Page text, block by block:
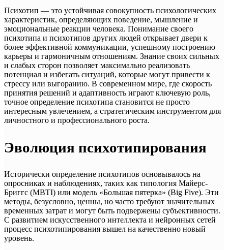
Психотип — это устойчивая совокупность психологических
характеристик, определяющих поведение, мышление и
эмоциональные реакции человека. Понимание своего
психотипа и психотипов других людей открывает двери к
более эффективной коммуникации, успешному построению
карьеры и гармоничным отношениям. Знание своих сильных
и слабых сторон позволяет максимально реализовать
потенциал и избегать ситуаций, которые могут привести к
стрессу или выгоранию. В современном мире, где скорость
принятия решений и адаптивность играют ключевую роль,
точное определение психотипа становится не просто
интересным увлечением, а стратегическим инструментом для
личностного и профессионального роста.
Эволюция психотипирования
Исторически определение психотипов основывалось на
опросниках и наблюдениях, таких как типология Майерс-
Бриггс (MBTI) или модель «Большая пятерка» (Big Five). Эти
методы, безусловно, ценны, но часто требуют значительных
временных затрат и могут быть подвержены субъективности.
С развитием искусственного интеллекта и нейронных сетей
процесс психотипирования вышел на качественно новый
уровень.